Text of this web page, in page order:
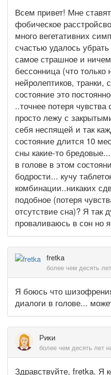
Всем привет! Мне
фобическое
много вегетативних
счастью удалось
самое страшное и
бессонница (что только
нейролептиков, транки,
состояние это
..точнее потеря
просто лежу с
себя неспящей и так
состояние длится 10
сны какие-то
в голове в этом
бодрости... кучу
комбинации..никаких
подобное (потеря
отсутствие сна)? Я так
проваливаюсь в сон но
fretka
более чем десять
Я боюсь что
диалоги в голове...
Рики
более чем десять лет
Здравствуйте, fretka. Я